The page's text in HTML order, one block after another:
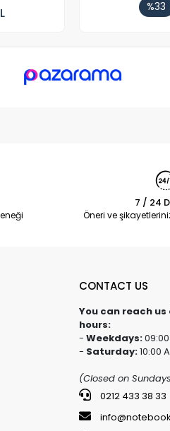
%33
7 / 24
Öneri ve
CONTACT US
You can reach
hours:
- Weekdays:09:00
- Saturday:10:00
(Closed on
0212 433 38 33